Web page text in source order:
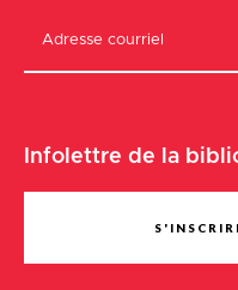
Infolettre de la